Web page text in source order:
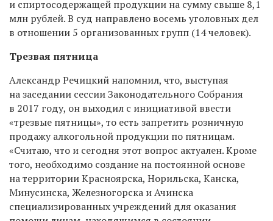
и спиртосодержащей продукции на сумму свыше 8,1
млн рублей. В суд направлено восемь уголовных дел
в отношении 5 организованных групп (14 человек).
Трезвая пятница
Александр Речицкий напомнил, что, выступая
на заседании сессии Законодательного Собрания
в 2017 году, он выходил с инициативой ввести
«трезвые пятницы», то есть запретить розничную
продажу алкогольной продукции по пятницам.
«Считаю, что и сегодня этот вопрос актуален. Кроме
того, необходимо создание на постоянной основе
на территории Красноярска, Норильска, Канска,
Минусинска, Железногорска и Ачинска
специализированных учреждений для оказания